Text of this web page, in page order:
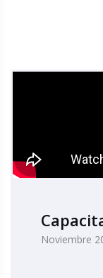
Noviembre